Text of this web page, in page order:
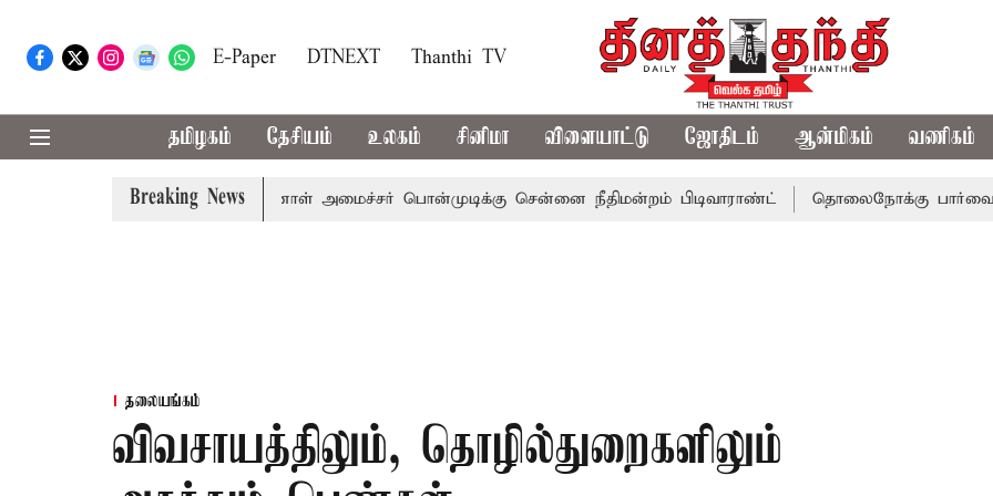
E-Paper DTNEXT Thanthi TV
தமிழகம் தேசியம் உலகம் சினிமா விளையாட்டு ஜோதிடம் ஆன்மிகம் வணிகம்
Breaking News
விஜய் அழைப்பு முன்னாள் அமைச்சர் பொன்முடிக்கு சென்னை நீதிமன்றம் பிடிவாராண்ட் தொலைநோக்கு பார்வையுடன்
தலையங்கம்
விவசாயத்திலும், தொழில்துறைகளிலும்